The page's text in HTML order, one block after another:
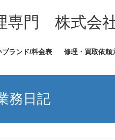
専門 株式会
ブランド/料金表 修理・買取依頼
務日記